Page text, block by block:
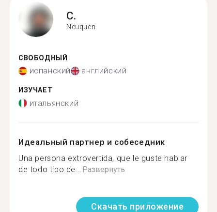
C.
Neuquen
СВОБОДНЫЙ
испанский английский
ИЗУЧАЕТ
итальянский
Идеальный партнер и собеседник
Una persona extrovertida, que le guste hablar
de todo tipo de... Развернуть
Скачать приложение